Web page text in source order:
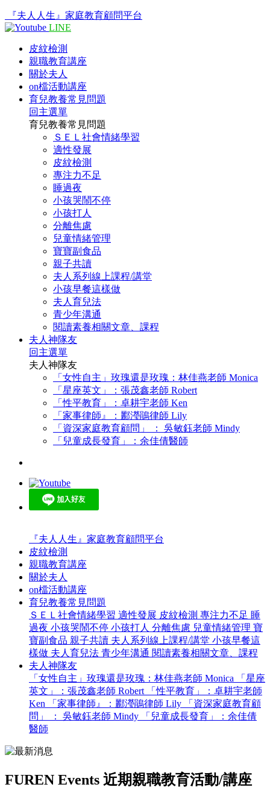
『夫人人生』家庭教育顧問平台
LINE
皮紋檢測
親職教育講座
關於夫人
on檔活動講座
育兒教養常見問題
回主選單
育兒教養常見問題
ＳＥＬ社會情緒學習
適性發展
皮紋檢測
專注力不足
睡過夜
小孩哭鬧不停
小孩打人
分離焦慮
兒童情緒管理
寶寶副食品
親子共讀
夫人系列線上課程/講堂
小孩早餐這樣做
夫人育兒法
青少年溝通
閱讀素養相關文章、課程
夫人神隊友
回主選單
夫人神隊友
「女性自主」玫瑰還是玫瑰：林佳燕老師 Monica
「星座英文」：張茂鑫老師 Robert
「性平教育」：卓耕宇老師 Ken
「家事律師』：酈瀅鵑律師 Lily
「資深家庭教育顧問」 ： 吳敏鈺老師 Mindy
「兒童成長發育」：余佳倩醫師
『夫人人生』家庭教育顧問平台
皮紋檢測
親職教育講座
關於夫人
on檔活動講座
育兒教養常見問題
ＳＥＬ社會情緒學習 適性發展 皮紋檢測 專注力不足 睡
過夜 小孩哭鬧不停 小孩打人 分離焦慮 兒童情緒管理 寶
寶副食品 親子共讀 夫人系列線上課程/講堂 小孩早餐這
樣做 夫人育兒法 青少年溝通 閱讀素養相關文章、課程
夫人神隊友
「女性自主」玫瑰還是玫瑰：林佳燕老師 Monica
「星座
英文」：張茂鑫老師 Robert
「性平教育」：卓耕宇老師
Ken
「家事律師』：酈瀅鵑律師 Lily
「資深家庭教育顧
問」 ： 吳敏鈺老師 Mindy
「兒童成長發育」：余佳倩
醫師
FUREN Events 近期親職教育活動/講座